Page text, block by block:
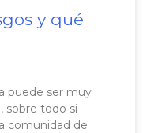
y qué
puede ser muy
sobre todo si
comunidad de